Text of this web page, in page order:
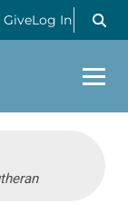
GiveLog In